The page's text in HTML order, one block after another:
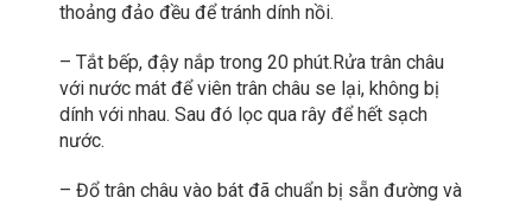
thoảng đảo đều để tránh dính nồi.
– Tắt bếp, đậy nắp trong 20 phút.Rửa trân châu
với nước mát để viên trân châu se lại, không bị
dính với nhau. Sau đó lọc qua rây để hết sạch
nước.
– Đổ trân châu vào bát đã chuẩn bị sẵn đường và